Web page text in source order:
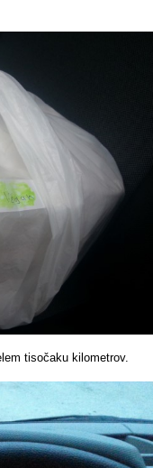
tisočaku kilometrov.